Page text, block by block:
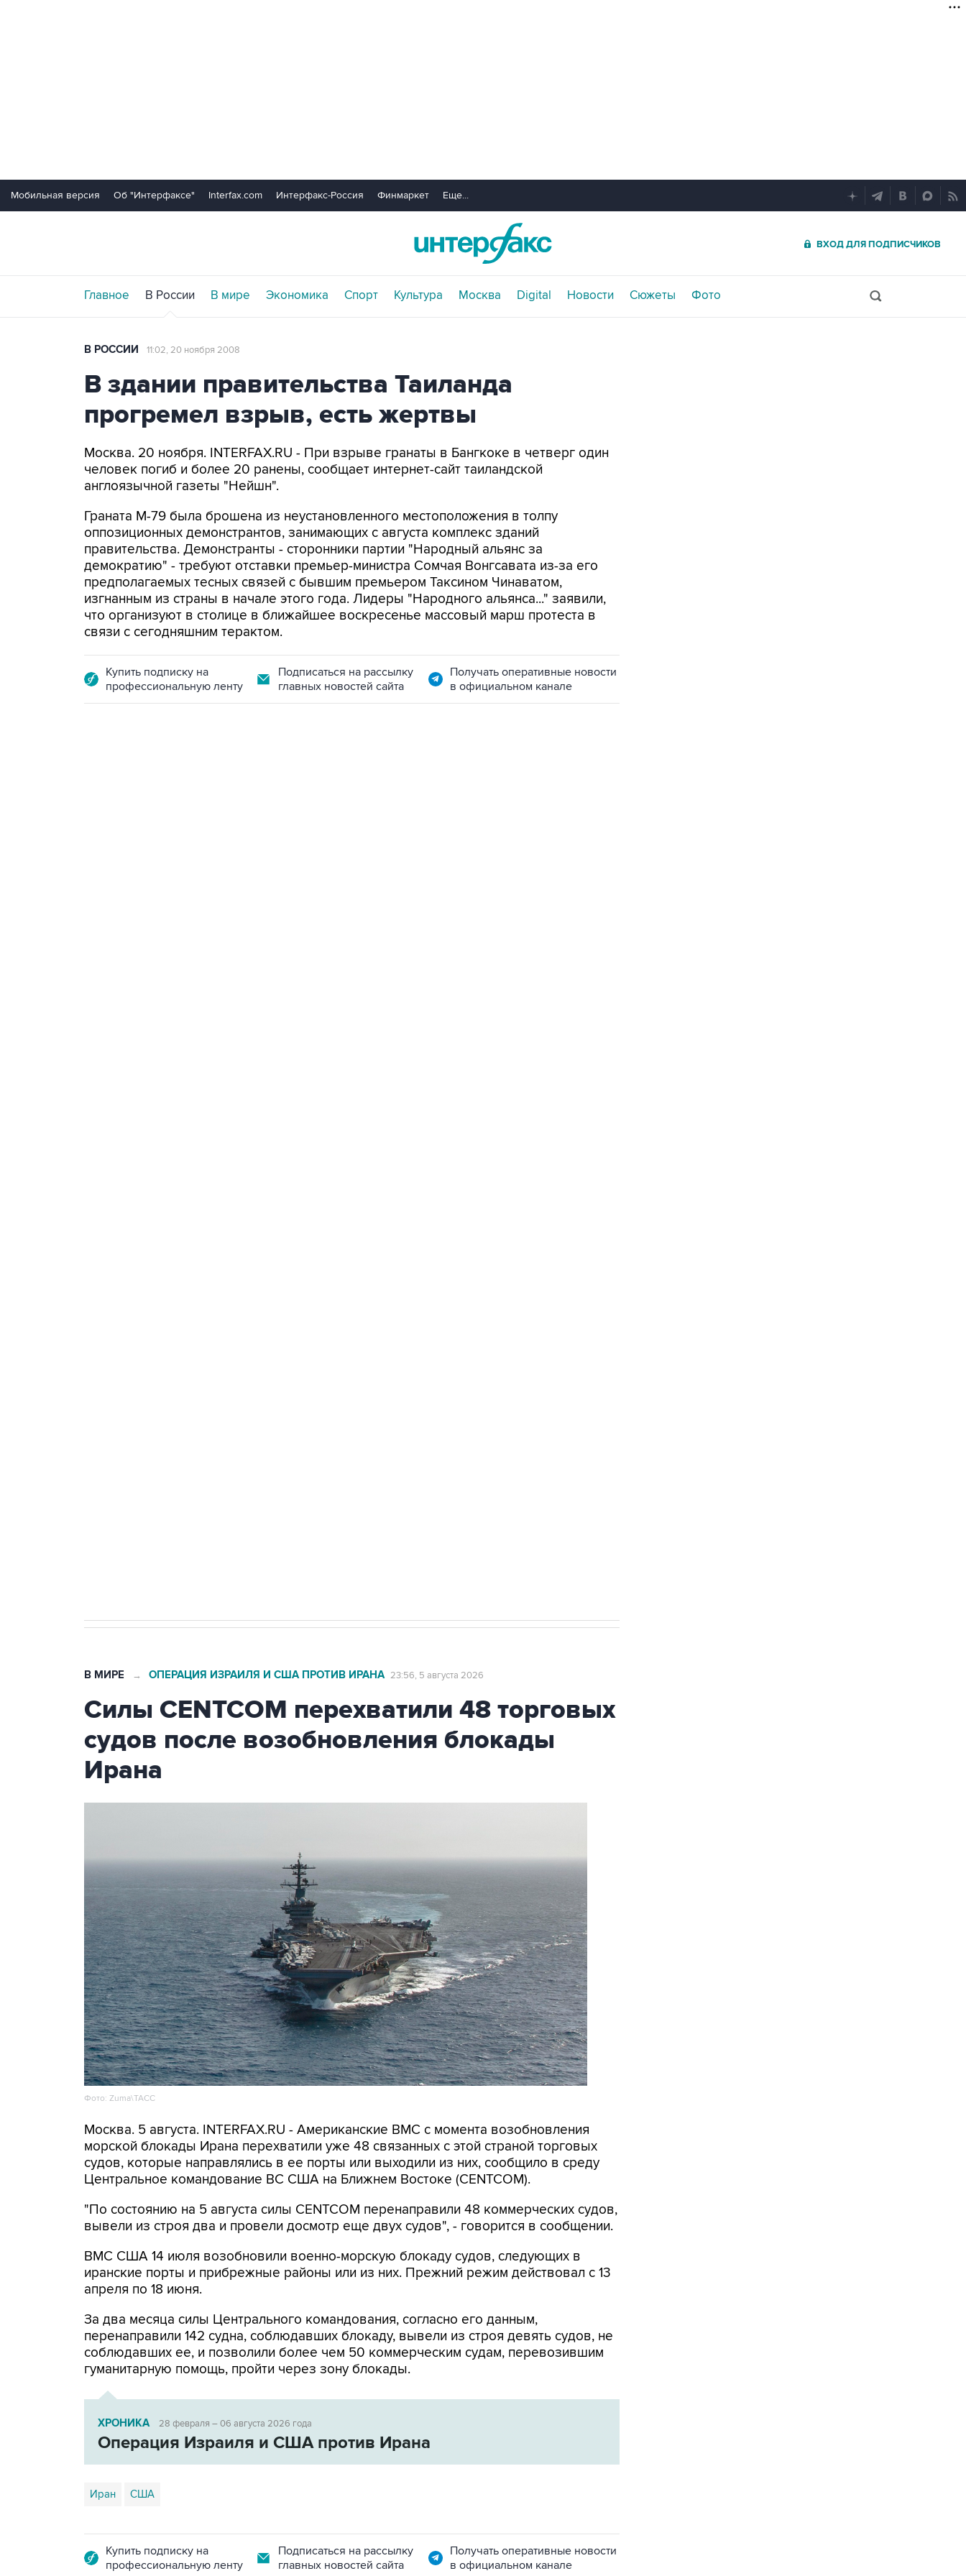
Мобильная версия Об "Интерфаксе" Interfax.com Интерфакс-Россия Финмаркет Еще...
ВХОД ДЛЯ ПОДПИСЧИКОВ
Главное В России В мире Экономика Спорт Культура Москва Digital Новости Сюжеты Фото
В РОССИИ 11:02, 20 ноября 2008
В здании правительства Таиланда
прогремел взрыв, есть жертвы
Москва. 20 ноября. INTERFAX.RU - При взрыве гранаты в Бангкоке в четверг один
человек погиб и более 20 ранены, сообщает интернет-сайт таиландской
англоязычной газеты "Нейшн".
Граната M-79 была брошена из неустановленного местоположения в толпу
оппозиционных демонстрантов, занимающих с августа комплекс зданий
правительства. Демонстранты - сторонники партии "Народный альянс за
демократию" - требуют отставки премьер-министра Сомчая Вонгсавата из-за его
предполагаемых тесных связей с бывшим премьером Таксином Чинаватом,
изгнанным из страны в начале этого года. Лидеры "Народного альянса..." заявили,
что организуют в столице в ближайшее воскресенье массовый марш протеста в
связи с сегодняшним терактом.
Купить подписку на
профессиональную ленту
Подписаться на рассылку
главных новостей сайта
Получать оперативные новости
в официальном канале
В МИРЕ → ОПЕРАЦИЯ ИЗРАИЛЯ И США ПРОТИВ ИРАНА 23:56, 5 августа 2026
Силы CENTCOM перехватили 48 торговых
судов после возобновления блокады
Ирана
Фото: Zuma\ТАСС
Москва. 5 августа. INTERFAX.RU - Американские ВМС с момента возобновления
морской блокады Ирана перехватили уже 48 связанных с этой страной торговых
судов, которые направлялись в ее порты или выходили из них, сообщило в среду
Центральное командование ВС США на Ближнем Востоке (CENTCOM).
"По состоянию на 5 августа силы CENTCOM перенаправили 48 коммерческих судов,
вывели из строя два и провели досмотр еще двух судов", - говорится в сообщении.
ВМС США 14 июля возобновили военно-морскую блокаду судов, следующих в
иранские порты и прибрежные районы или из них. Прежний режим действовал с 13
апреля по 18 июня.
За два месяца силы Центрального командования, согласно его данным,
перенаправили 142 судна, соблюдавших блокаду, вывели из строя девять судов, не
соблюдавших ее, и позволили более чем 50 коммерческим судам, перевозившим
гуманитарную помощь, пройти через зону блокады.
ХРОНИКА 28 февраля – 06 августа 2026 года
Операция Израиля и США против Ирана
Иран США
Купить подписку на
профессиональную ленту
Подписаться на рассылку
главных новостей сайта
Получать оперативные новости
в официальном канале